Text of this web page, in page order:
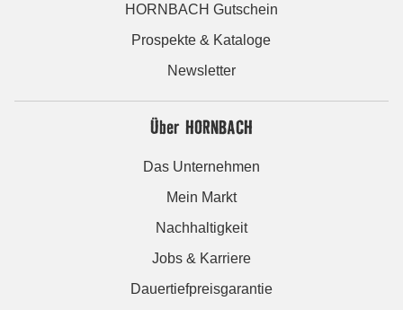
HORNBACH Gutschein
Prospekte & Kataloge
Newsletter
Über HORNBACH
Das Unternehmen
Mein Markt
Nachhaltigkeit
Jobs & Karriere
Dauertiefpreisgarantie